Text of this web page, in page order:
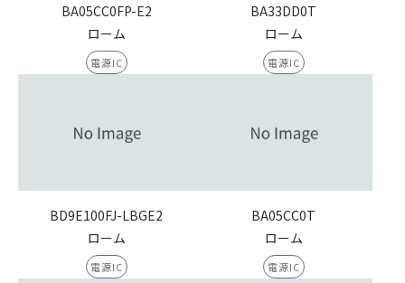
BA05CC0FP-E2
ローム
電源IC
BA33DD0T
ローム
電源IC
BD9E100FJ-LBGE2
ローム
電源IC
BA05CC0T
ローム
電源IC